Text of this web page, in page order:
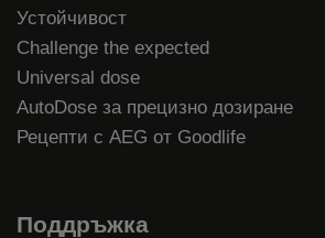
Устойчивост
Challenge the expected
Universal dose
AutoDose за прецизно дозиране
Рецепти с AEG от Goodlife
Поддръжка